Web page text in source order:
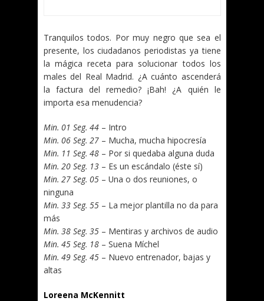
Tranquilos todos. Por muy negro que sea el
presente, los ciudadanos periodistas ya tiene
la mágica receta para solucionar todos los
males del Real Madrid. ¿A cuánto ascenderá
la factura del remedio? ¡Bah! ¿A quién le
importa esa menudencia?
Min. 01 Seg. 44 – Intro
Min. 06 Seg. 27 – Mucha, mucha hipocresía
Min. 11 Seg. 48 – Por si quedaba alguna duda
Min. 20 Seg. 13 – Es un escándalo (éste sí)
Min. 27 Seg. 05 – Una o dos reuniones, o
ninguna
Min. 33 Seg. 55 – La mejor plantilla no da para
más
Min. 38 Seg. 35 – Mentiras y archivos de audio
Min. 45 Seg. 18 – Suena Míchel
Min. 49 Seg. 45 – Nuevo entrenador, bajas y
altas
Loreena McKennitt